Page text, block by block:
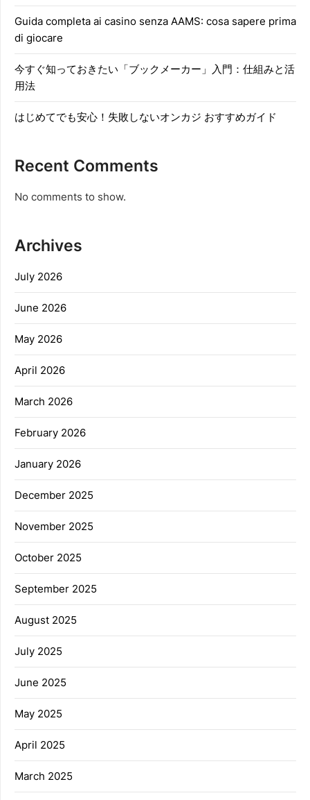
Guida completa ai casino senza AAMS: cosa sapere prima
di giocare
今すぐ知っておきたい「ブックメーカー」入門：仕組みと活
用法
はじめてでも安心！失敗しないオンカジ おすすめガイド
Recent Comments
No comments to show.
Archives
July 2026
June 2026
May 2026
April 2026
March 2026
February 2026
January 2026
December 2025
November 2025
October 2025
September 2025
August 2025
July 2025
June 2025
May 2025
April 2025
March 2025